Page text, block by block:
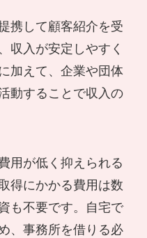
携して顧客紹介を受
収入が安定しやすく
加えて、企業や団体
動することで収入の
用が低く抑えられる
得にかかる費用は数
も不要です。自宅で
、事務所を借りる必